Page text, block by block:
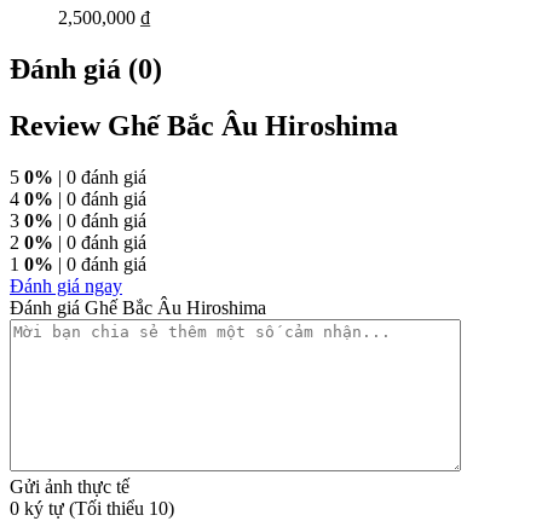
2,500,000 ₫
Đánh giá (0)
Review Ghế Bắc Âu Hiroshima
5 0% | 0 đánh giá
4 0% | 0 đánh giá
3 0% | 0 đánh giá
2 0% | 0 đánh giá
1 0% | 0 đánh giá
Đánh giá ngay
Đánh giá Ghế Bắc Âu Hiroshima
Gửi ảnh thực tế
0 ký tự (Tối thiểu 10)